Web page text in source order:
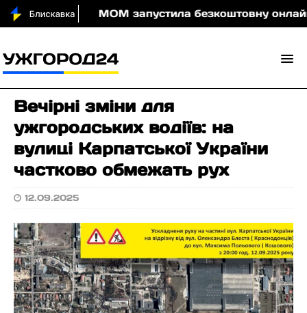
вночі МОМ запустила безкоштовну онлайн-
Вечірні зміни для
ужгородських водіїв: на
вулиці Карпатської України
частково обмежать рух
12.09.2025